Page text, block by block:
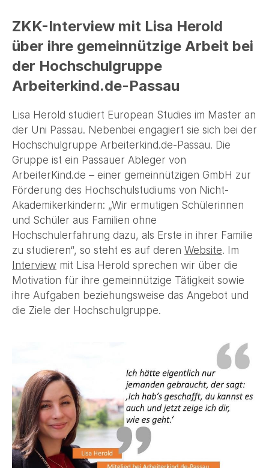
ZKK-Interview mit Lisa Herold
über ihre gemeinnützige Arbeit bei
der Hochschulgruppe
Arbeiterkind.de-Passau
Lisa Herold studiert European Studies im Master an
der Uni Passau. Nebenbei engagiert sie sich bei der
Hochschulgruppe Arbeiterkind.de-Passau. Die
Gruppe ist ein Passauer Ableger von
ArbeiterKind.de – einer gemeinnützigen GmbH zur
Förderung des Hochschulstudiums von Nicht-
Akademikerkindern: „Wir ermutigen Schülerinnen
und Schüler aus Familien ohne
Hochschulerfahrung dazu, als Erste in ihrer Familie
zu studieren“, so steht es auf deren Website. Im
Interview mit Lisa Herold sprechen wir über die
Motivation für ihre gemeinnützige Tätigkeit sowie
ihre Aufgaben beziehungsweise das Angebot und
die Ziele der Hochschulgruppe.